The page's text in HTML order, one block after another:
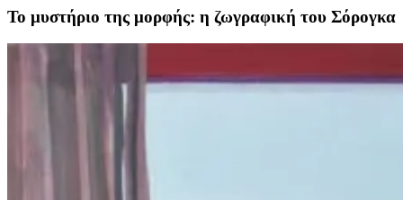
Το μυστήριο της μορφής: η ζωγραφική του Σόρογκα